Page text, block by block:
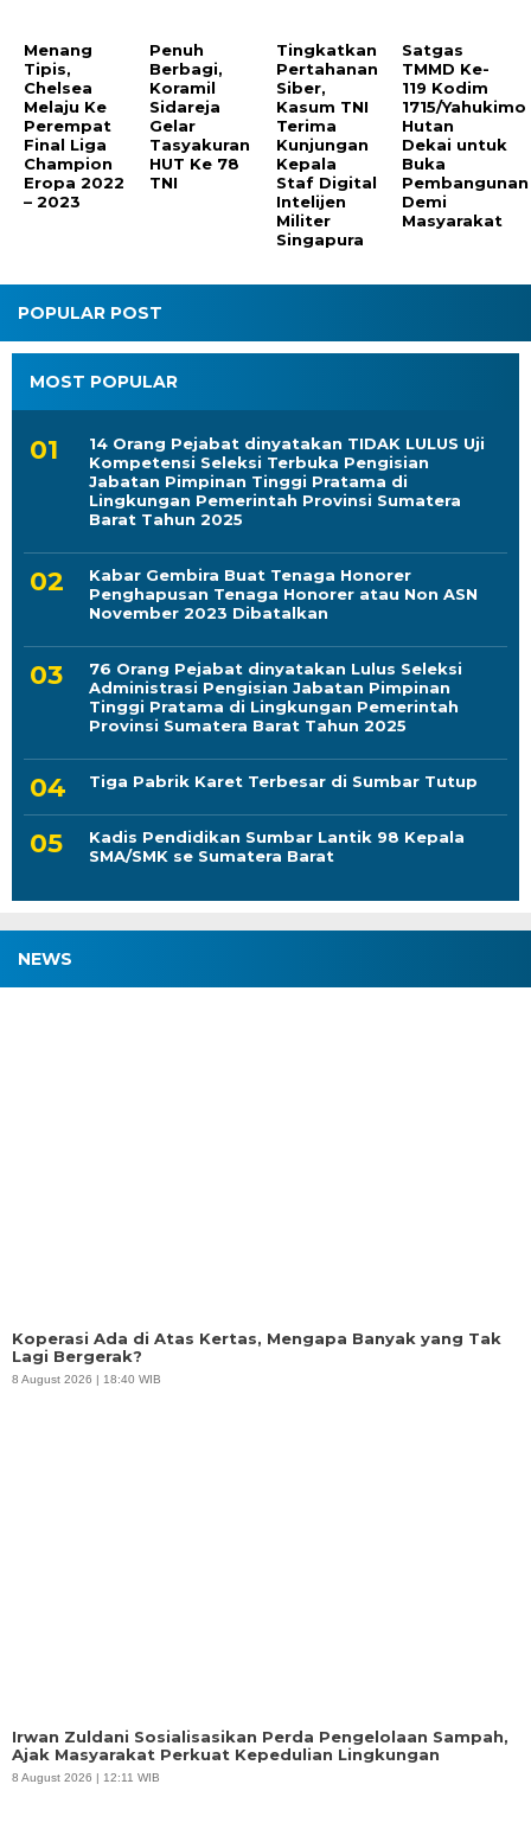
Menang
Tipis,
Chelsea
Melaju Ke
Perempat
Final Liga
Champion
Eropa 2022
– 2023
Penuh
Berbagi,
Koramil
Sidareja
Gelar
Tasyakuran
HUT Ke 78
TNI
Tingkatkan
Pertahanan
Siber,
Kasum TNI
Terima
Kunjungan
Kepala
Staf Digital
Intelijen
Militer
Singapura
Satgas
TMMD Ke-
119 Kodim
1715/
Hutan
Dekai untuk
Buka
Demi
Masyarakat
POPULAR POST
MOST POPULAR
14 Orang Pejabat dinyatakan TIDAK LULUS Uji
Kompetensi Seleksi Terbuka Pengisian
Jabatan Pimpinan Tinggi Pratama di
Lingkungan Pemerintah Provinsi Sumatera
Barat Tahun 2025
Kabar Gembira Buat Tenaga Honorer
Penghapusan Tenaga Honorer atau Non ASN
November 2023 Dibatalkan
76 Orang Pejabat dinyatakan Lulus Seleksi
Administrasi Pengisian Jabatan Pimpinan
Tinggi Pratama di Lingkungan Pemerintah
Provinsi Sumatera Barat Tahun 2025
Tiga Pabrik Karet Terbesar di Sumbar Tutup
Kadis Pendidikan Sumbar Lantik 98 Kepala
SMA/SMK se Sumatera Barat
NEWS
Koperasi Ada di Atas Kertas, Mengapa Banyak yang Tak
Lagi Bergerak?
8 August 2026 | 18:40 WIB
Irwan Zuldani Sosialisasikan Perda Pengelolaan Sampah,
Ajak Masyarakat Perkuat Kepedulian Lingkungan
8 August 2026 | 12:11 WIB